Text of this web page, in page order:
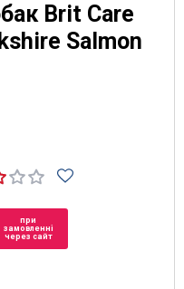
Brit Care
Salmon
при
замовленні
через сайт